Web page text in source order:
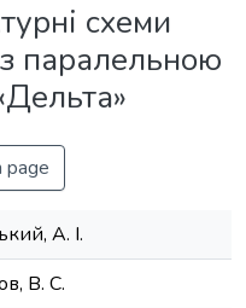
схеми
паралельною
page
А. І.
В. С.